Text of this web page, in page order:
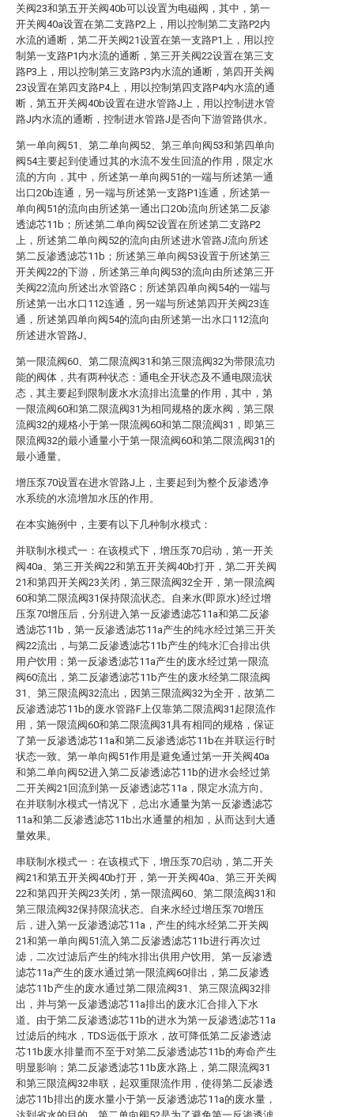
关阀23和第五开关阀40b可以设置为电磁阀，其中，第一
开关阀40a设置在第二支路P2上，用以控制第二支路P2内
水流的通断，第二开关阀21设置在第一支路P1上，用以控
制第一支路P1内水流的通断，第三开关阀22设置在第三支
路P3上，用以控制第三支路P3内水流的通断，第四开关阀
23设置在第四支路P4上，用以控制第四支路P4内水流的通
断，第五开关阀40b设置在进水管路J上，用以控制进水管
路J内水流的通断，控制进水管路J是否向下游管路供水。
第一单向阀51、第二单向阀52、第三单向阀53和第四单向
阀54主要起到使通过其的水流不发生回流的作用，限定水
流的方向，其中，所述第一单向阀51的一端与所述第一通
出口20b连通，另一端与所述第一支路P1连通，所述第一
单向阀51的流向由所述第一通出口20b流向所述第二反渗
透滤芯11b；所述第二单向阀52设置在所述第二支路P2
上，所述第二单向阀52的流向由所述进水管路J流向所述
第二反渗透滤芯11b；所述第三单向阀53设置于所述第三
开关阀22的下游，所述第三单向阀53的流向由所述第三开
关阀22流向所述出水管路C；所述第四单向阀54的一端与
所述第一出水口112连通，另一端与所述第四开关阀23连
通，所述第四单向阀54的流向由所述第一出水口112流向
所述进水管路J。
第一限流阀60、第二限流阀31和第三限流阀32为带限流功
能的阀体，共有两种状态：通电全开状态及不通电限流状
态，其主要起到限制废水水流排出流量的作用，其中，第
一限流阀60和第二限流阀31为相同规格的废水阀，第三限
流阀32的规格小于第一限流阀60和第二限流阀31，即第三
限流阀32的最小通量小于第一限流阀60和第二限流阀31的
最小通量。
增压泵70设置在进水管路J上，主要起到为整个反渗透净
水系统的水流增加水压的作用。
在本实施例中，主要有以下几种制水模式：
并联制水模式一：在该模式下，增压泵70启动，第一开关
阀40a、第三开关阀22和第五开关阀40b打开，第二开关阀
21和第四开关阀23关闭，第三限流阀32全开，第一限流阀
60和第二限流阀31保持限流状态。自来水(即原水)经过增
压泵70增压后，分别进入第一反渗透滤芯11a和第二反渗
透滤芯11b，第一反渗透滤芯11a产生的纯水经过第三开关
阀22流出，与第二反渗透滤芯11b产生的纯水汇合排出供
用户饮用；第一反渗透滤芯11a产生的废水经过第一限流
阀60流出，第二反渗透滤芯11b产生的废水经第二限流阀
31、第三限流阀32流出，因第三限流阀32为全开，故第二
反渗透滤芯11b的废水管路F上仅靠第二限流阀31起限流作
用，第一限流阀60和第二限流阀31具有相同的规格，保证
了第一反渗透滤芯11a和第二反渗透滤芯11b在并联运行时
状态一致。第一单向阀51作用是避免通过第一开关阀40a
和第二单向阀52进入第二反渗透滤芯11b的进水会经过第
二开关阀21回流到第一反渗透滤芯11a，限定水流方向。
在并联制水模式一情况下，总出水通量为第一反渗透滤芯
11a和第二反渗透滤芯11b出水通量的相加，从而达到大通
量效果。
串联制水模式一：在该模式下，增压泵70启动，第二开关
阀21和第五开关阀40b打开，第一开关阀40a、第三开关阀
22和第四开关阀23关闭，第一限流阀60、第二限流阀31和
第三限流阀32保持限流状态。自来水经过增压泵70增压
后，进入第一反渗透滤芯11a，产生的纯水经第二开关阀
21和第一单向阀51流入第二反渗透滤芯11b进行再次过
滤，二次过滤后产生的纯水排出供用户饮用。第一反渗透
滤芯11a产生的废水通过第一限流阀60排出，第二反渗透
滤芯11b产生的废水通过第二限流阀31、第三限流阀32排
出，并与第一反渗透滤芯11a排出的废水汇合排入下水
道。由于第二反渗透滤芯11b的进水为第一反渗透滤芯11a
过滤后的纯水，TDS远低于原水，故可降低第二反渗透滤
芯11b废水排量而不至于对第二反渗透滤芯11b的寿命产生
明显影响；第二反渗透滤芯11b废水路上，第二限流阀31
和第三限流阀32串联，起双重限流作用，使得第二反渗透
滤芯11b排出的废水量小于第一反渗透滤芯11a的废水量，